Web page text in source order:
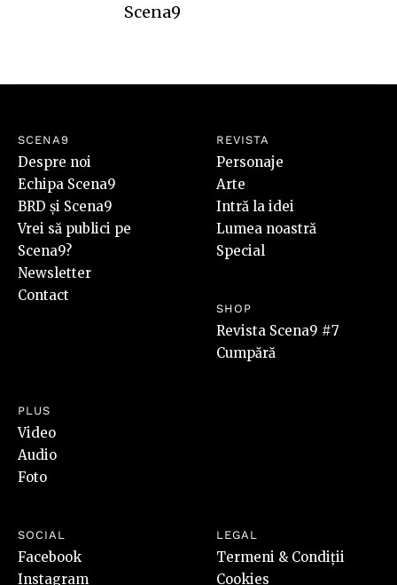
Scena9
SCENA9
Despre noi
Echipa Scena9
BRD și Scena9
Vrei să publici pe
Scena9?
Newsletter
Contact
REVISTA
Personaje
Arte
Intră la idei
Lumea noastră
Special
SHOP
Revista Scena9 #7
Cumpără
PLUS
Video
Audio
Foto
SOCIAL
Facebook
Instagram
LEGAL
Termeni & Condiții
Cookies